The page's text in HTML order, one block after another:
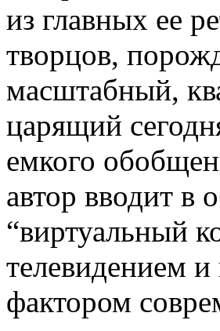
из главных ее
творцов,
масштабный,
царящий
емкого
автор вводит в
“виртуальный
телевидением
фактором